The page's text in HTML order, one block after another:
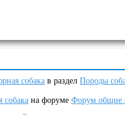
собака в раздел Породы
собака на форуме Форум общие